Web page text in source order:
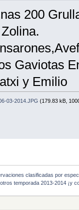
200
Gaviotas
y Emilio
03-2014.JPG (179.83 kB,
clasificadas por
temporada 2013-2014 ¡y